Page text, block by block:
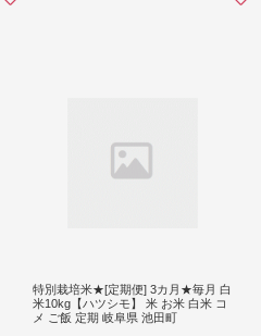
特別栽培米★[定期便] 3カ月★毎月 白
米10kg【ハツシモ】 米 お米 白米 コ
メ ご飯 定期 岐阜県 池田町